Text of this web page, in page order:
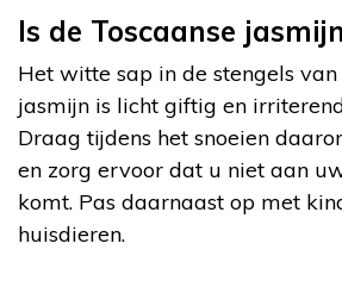
Is de Toscaanse
Het witte sap in de stengels van
jasmijn is licht giftig en
Draag tijdens het snoeien
en zorg ervoor dat u niet aan
komt. Pas daarnaast op met
huisdieren.